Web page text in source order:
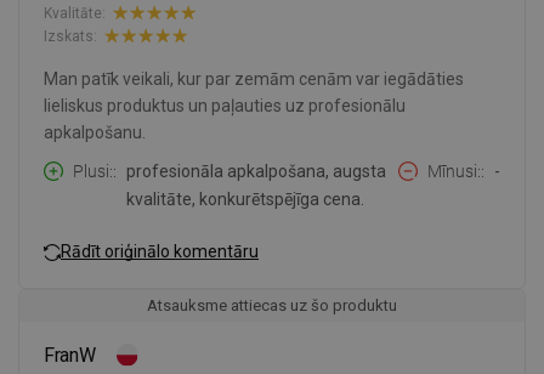
Kvalitāte:
Izskats:
Man patīk veikali, kur par zemām cenām var iegādāties
lieliskus produktus un paļauties uz profesionālu
apkalpošanu.
Plusi:
profesionāla apkalpošana, augsta
kvalitāte, konkurētspējīga cena.
Mīnusi: -
Rādīt oriģinālo komentāru
Atsauksme attiecas uz šo produktu
FranW